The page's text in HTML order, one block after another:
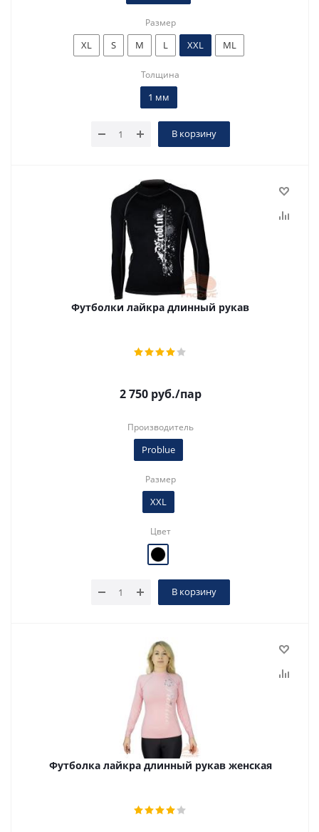
Размер
XL S M L XXL ML
Толщина
1 мм
В корзину
Футболки лайкра длинный рукав
2 750руб./пар
Производитель
Problue
Размер
XXL
Цвет
В корзину
Футболка лайкра длинный рукав женская